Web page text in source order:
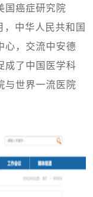
国癌症研究院
，中华人民共和国
心，交流中安德
成了中国医学科
与世界一流医院